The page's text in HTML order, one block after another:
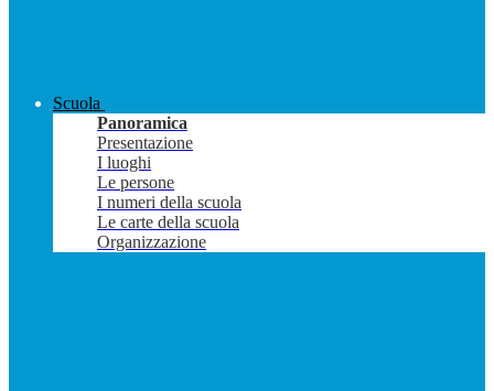
Scuola
Panoramica
Presentazione
I luoghi
Le persone
I numeri della scuola
Le carte della scuola
Organizzazione